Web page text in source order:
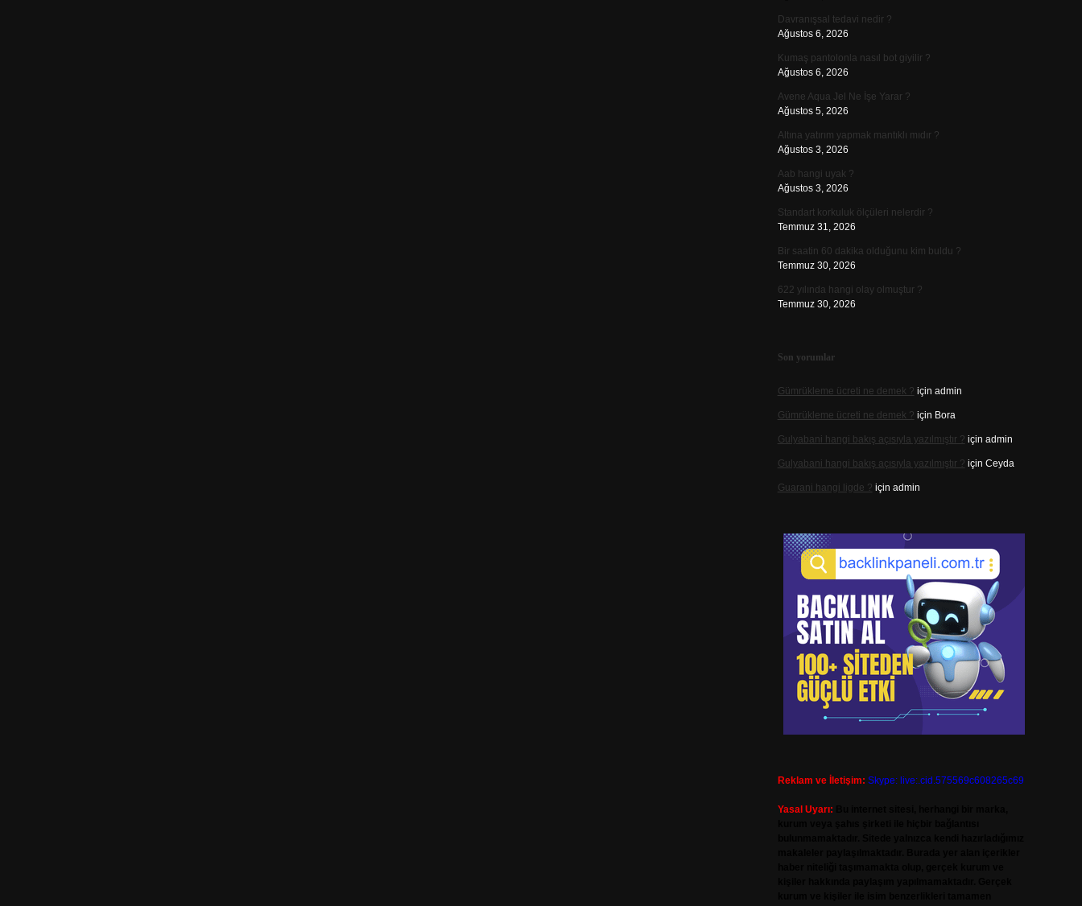
Davranışsal tedavi nedir ?
Ağustos 6, 2026
Kumaş pantolonla nasıl bot giyilir ?
Ağustos 6, 2026
Avene Aqua Jel Ne İşe Yarar ?
Ağustos 5, 2026
Altına yatırım yapmak mantıklı mıdır ?
Ağustos 3, 2026
Aab hangi uyak ?
Ağustos 3, 2026
Standart korkuluk ölçüleri nelerdir ?
Temmuz 31, 2026
Bir saatin 60 dakika olduğunu kim buldu ?
Temmuz 30, 2026
622 yılında hangi olay olmuştur ?
Temmuz 30, 2026
Son yorumlar
Gümrükleme ücreti ne demek ? için admin
Gümrükleme ücreti ne demek ? için Bora
Gulyabani hangi bakış açısıyla yazılmıştır ? için admin
Gulyabani hangi bakış açısıyla yazılmıştır ? için Ceyda
Guarani hangi ligde ? için admin
Reklam ve İletişim: Skype: live:.cid.575569c608265c69
Yasal Uyarı: